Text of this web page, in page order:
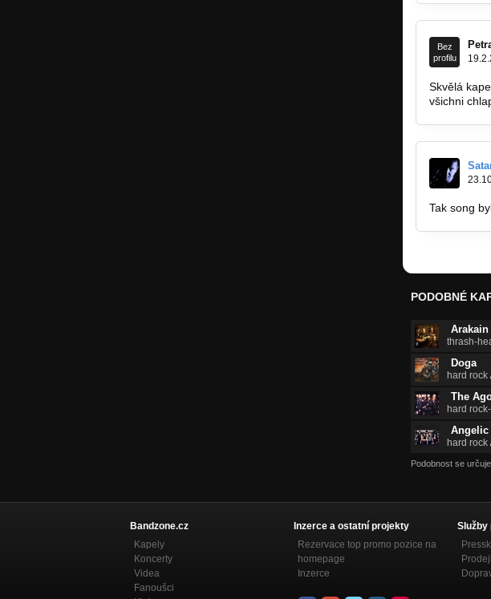
Bez
profilu
Skvělá
všichni
Tak song
PODOBNÉ
Arakain
thrash-
Doga
hard rock
The
hard
Angelic
hard rock
Podobnost se
Bandzone.cz
Kapely
Koncerty
Videa
Fanoušci
Inzerce a ostatní projekty
Rezervace top promo pozice na
homepage
Inzerce
Služby